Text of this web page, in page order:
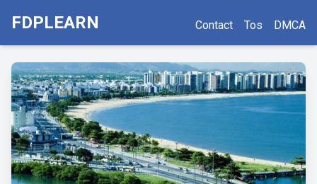
FDPLEARN Contact Tos DMCA